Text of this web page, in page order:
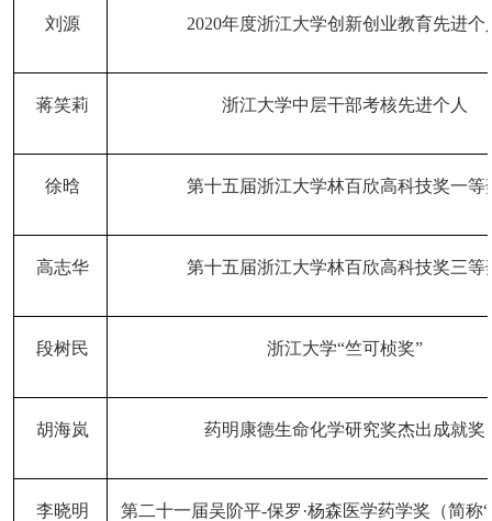
刘源 2020年度浙江大学创新创业教育先进个
蒋笑莉 浙江大学中层干部考核先进个人
徐晗 第十五届浙江大学林百欣高科技奖一等
高志华 第十五届浙江大学林百欣高科技奖三等
段树民 浙江大学“竺可桢奖”
胡海岚 药明康德生命化学研究奖杰出成就奖
李晓明 第二十一届吴阶平-保罗·杨森医学药学奖（简称“